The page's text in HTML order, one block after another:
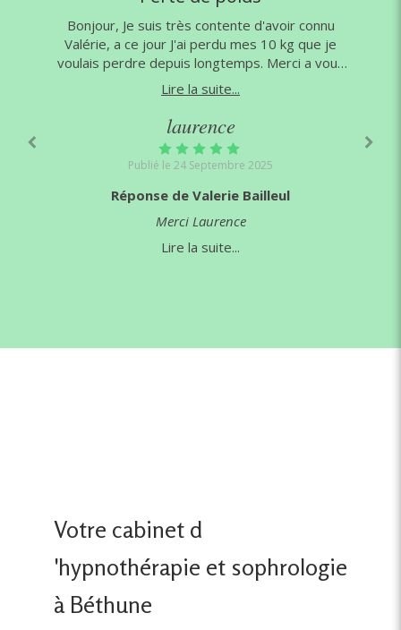
suis très contente d'avoir connu
jour J'ai perdu mes 10 kg que je
depuis longtemps. Merci a vous
vous dire que vous êtes une
Publié le 24 Septembre 2025
de Valerie Bailleul
Merci valérie pour ses
suis ravie et je me
sereine. Je vous
Votre cabinet d
'hypnothérapie et sophrologie
à Béthune